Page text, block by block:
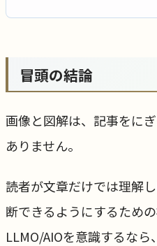
冒頭の結論
画像と図解は、記事をに
ありません。
読者が文章だけでは理解
断できるようにするため
LLMO/AIOを意識するなら